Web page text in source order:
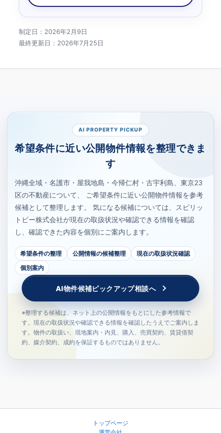
制定日：2026年2月9日
最終更新日：2026年7月25日
AI PROPERTY PICKUP
希望条件に近い公開物件情報を整理できま
す
沖縄全域・名護市・屋我地島・今帰仁村・古宇利島、東京23
区の不動産について、 ご希望条件に近い公開物件情報を参考
候補として整理します。 気になる候補については、スピリッ
トビー株式会社が現在の取扱状況や確認できる情報を確認
し、確認できた内容を個別にご案内します。
希望条件の整理 公開情報の候補整理
現在の取扱状況確認
個別案内
AI物件候補ピックアップ相談へ
※整理する候補は、ネット上の公開情報をもとにした参考情報で
す。現在の取扱状況や確認できる情報を確認したうえでご案内しま
す。物件の取扱い、現地案内・内見、購入、売買契約、賃貸借契
約、媒介契約、成約を保証するものではありません。
トップページ